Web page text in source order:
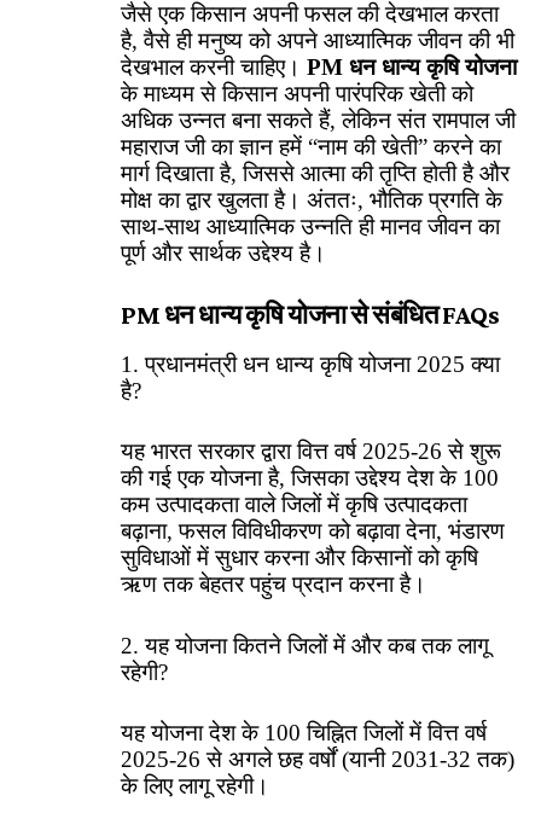
जैसे एक किसान अपनी फसल की देखभाल करता
है, वैसे ही मनुष्य को अपने आध्यात्मिक जीवन की भी
देखभाल करनी चाहिए। PM धन धान्य कृषि योजना
के माध्यम से किसान अपनी पारंपरिक खेती को
अधिक उन्नत बना सकते हैं, लेकिन संत रामपाल जी
महाराज जी का ज्ञान हमें “नाम की खेती” करने का
मार्ग दिखाता है, जिससे आत्मा की तृप्ति होती है और
मोक्ष का द्वार खुलता है। अंततः, भौतिक प्रगति के
साथ-साथ आध्यात्मिक उन्नति ही मानव जीवन का
पूर्ण और सार्थक उद्देश्य है।
PM धन धान्य कृषि योजना से संबंधित FAQs
1. प्रधानमंत्री धन धान्य कृषि योजना 2025 क्या
है?
यह भारत सरकार द्वारा वित्त वर्ष 2025-26 से शुरू
की गई एक योजना है, जिसका उद्देश्य देश के 100
कम उत्पादकता वाले जिलों में कृषि उत्पादकता
बढ़ाना, फसल विविधीकरण को बढ़ावा देना, भंडारण
सुविधाओं में सुधार करना और किसानों को कृषि
ऋण तक बेहतर पहुंच प्रदान करना है।
2. यह योजना कितने जिलों में और कब तक लागू
रहेगी?
यह योजना देश के 100 चिह्नित जिलों में वित्त वर्ष
2025-26 से अगले छह वर्षों (यानी 2031-32 तक)
के लिए लागू रहेगी।